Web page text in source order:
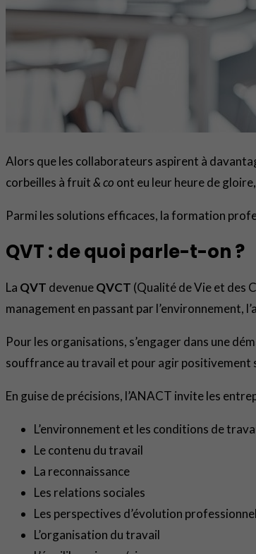
Alors que les collaborateurs aspirent à
corbeilles à fruit& co ont eu leur heure de
Parmi les solutions efficaces, la formation
QVT : de quoi parle-t-on ?
La QVT devenueQVCT (Qualité de Vie et des
management en passant par l’environnement,
Pour les organisations, s’engager dans une
souffrance au travail et pour agir positivement
En guise de précisions, l’ANACT invite les
L’environnement et les conditions de
Le contenu du travail
La reconnaissance
Les relations sociales
Les perspectives d’évolution
L’organisation du travail